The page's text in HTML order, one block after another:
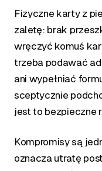
Fizyczne karty z
zaletę: brak
wręczyć komuś
trzeba podawać
ani wypełniać
sceptycznie
jest to bezpieczne
Kompromisy są
oznacza utratę